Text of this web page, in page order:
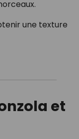
une texture
et